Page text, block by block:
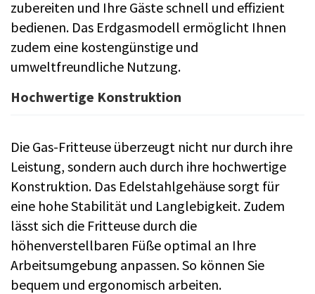
zubereiten und Ihre Gäste schnell und effizient
bedienen. Das Erdgasmodell ermöglicht Ihnen
zudem eine kostengünstige und
umweltfreundliche Nutzung.
Hochwertige Konstruktion
Die Gas-Fritteuse überzeugt nicht nur durch ihre
Leistung, sondern auch durch ihre hochwertige
Konstruktion. Das Edelstahlgehäuse sorgt für
eine hohe Stabilität und Langlebigkeit. Zudem
lässt sich die Fritteuse durch die
höhenverstellbaren Füße optimal an Ihre
Arbeitsumgebung anpassen. So können Sie
bequem und ergonomisch arbeiten.